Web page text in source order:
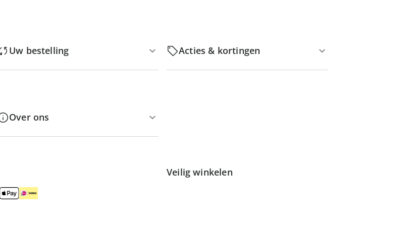
Uw bestelling Acties & kortingen
Over ons
Veilig winkelen